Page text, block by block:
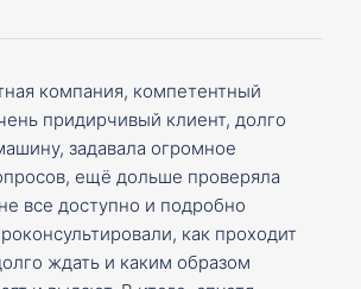
компания, компетентный
придирчивый клиент, долго
задавала огромное
ещё дольше проверяла
все доступно и подробно
как проходит
ждать и каким образом